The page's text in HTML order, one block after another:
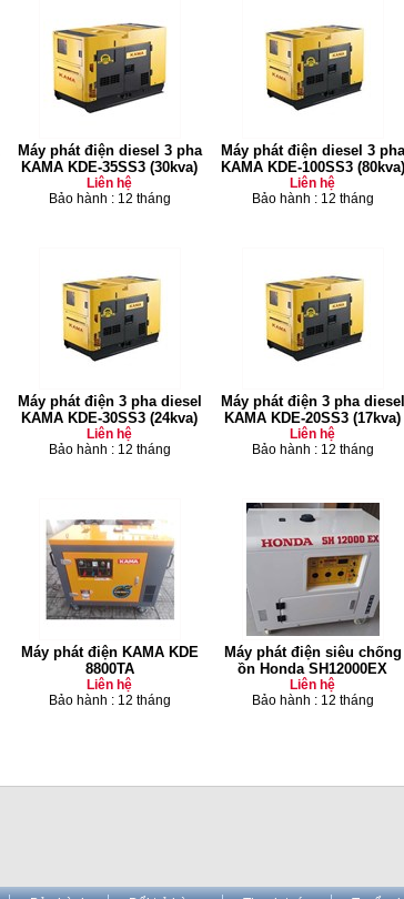
Máy phát điện diesel 3 pha
KAMA KDE-35SS3 (30kva)
Liên hệ
Bảo hành : 12 tháng
Máy phát điện diesel 3 pha
KAMA KDE-100SS3 (80kva)
Liên hệ
Bảo hành : 12 tháng
Máy phát điện 3 pha diesel
KAMA KDE-30SS3 (24kva)
Liên hệ
Bảo hành : 12 tháng
Máy phát điện 3 pha diesel
KAMA KDE-20SS3 (17kva)
Liên hệ
Bảo hành : 12 tháng
Máy phát điện KAMA KDE
8800TA
Liên hệ
Bảo hành : 12 tháng
Máy phát điện siêu chống
ồn Honda SH12000EX
Liên hệ
Bảo hành : 12 tháng